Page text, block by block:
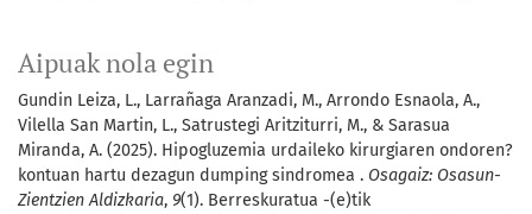
Aipuak nola egin
Gundin Leiza, L., Larrañaga Aranzadi, M., Arrondo Esnaola, A.,
Vilella San Martin, L., Satrustegi Aritziturri, M., & Sarasua
Miranda, A. (2025). Hipogluzemia urdaileko kirurgiaren ondoren?
kontuan hartu dezagun dumping sindromea . Osagaiz: Osasun-
Zientzien Aldizkaria, 9(1). Berreskuratua -(e)tik